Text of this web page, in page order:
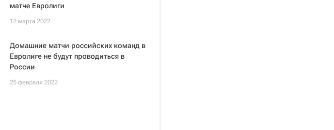
матче Евролиги
12 марта 2022
Домашние матчи российских команд в
Евролиге не будут проводиться в
России
25 февраля 2022